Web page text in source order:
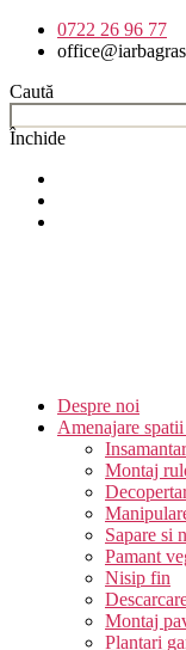
0722 26 96 77
Caută
Închide
Despre noi
Amenajare
Montaj
Sapare si
Pamant
Nisip fin
Montaj
Plantari